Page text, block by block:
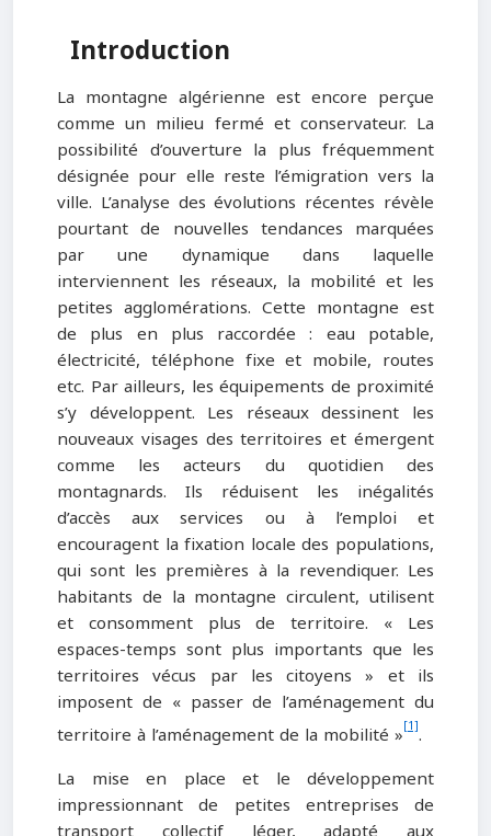
Introduction
La montagne algérienne est encore perçue
comme un milieu fermé et conservateur. La
possibilité d’ouverture la plus fréquemment
désignée pour elle reste l’émigration vers la
ville. L’analyse des évolutions récentes révèle
pourtant de nouvelles tendances marquées
par une dynamique dans laquelle
interviennent les réseaux, la mobilité et les
petites agglomérations. Cette montagne est
de plus en plus raccordée : eau potable,
électricité, téléphone fixe et mobile, routes
etc. Par ailleurs, les équipements de proximité
s’y développent. Les réseaux dessinent les
nouveaux visages des territoires et émergent
comme les acteurs du quotidien des
montagnards. Ils réduisent les inégalités
d’accès aux services ou à l’emploi et
encouragent la fixation locale des populations,
qui sont les premières à la revendiquer. Les
habitants de la montagne circulent, utilisent
et consomment plus de territoire. « Les
espaces-temps sont plus importants que les
territoires vécus par les citoyens » et ils
imposent de « passer de l’aménagement du
territoire à l’aménagement de la mobilité »[1].
La mise en place et le développement
impressionnant de petites entreprises de